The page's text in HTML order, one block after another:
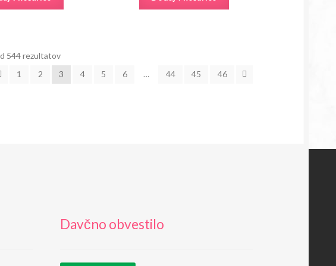
544 rezultatov
1
2 3 4 5 6 … 44 45 46
Davčno obvestilo